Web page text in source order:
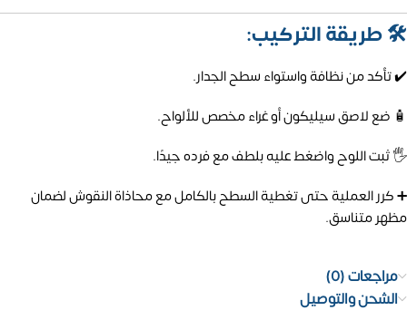
🛠️ طريقة التركيب:
✔️ تأكد من نظافة واستواء سطح الجدار.
🧴 ضع لاصق سيليكون أو غراء مخصص للألواح.
🖐️ ثبت اللوح واضغط عليه بلطف مع فرده جيدًا.
➕ كرر العملية حتى تغطية السطح بالكامل مع محاذاة النقوش لضمان
مظهر متناسق.
مراجعات (0)
الشحن والتوصيل